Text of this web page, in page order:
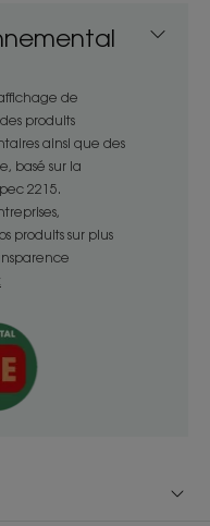
végan*** au
dans un flacon
78 % de matières
tensioactifs
le cuir
et le protéger
d’apaisement
et pour 48
de
produits
ainsi que des
basé sur la
2215.
produits sur plus